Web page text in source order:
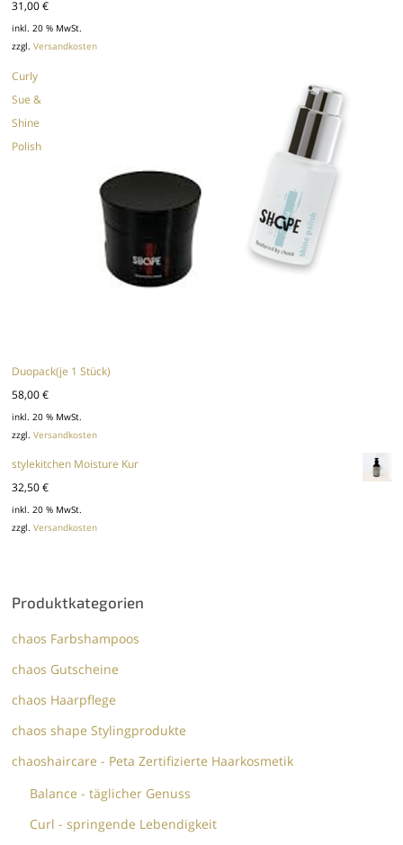
31,00€
inkl. 20 % MwSt.
zzgl.Versandkosten
Curly
Sue &
Shine
Polish
Duopack(je 1 Stück)
58,00€
inkl. 20 % MwSt.
zzgl.Versandkosten
stylekitchen Moisture Kur
32,50€
inkl. 20 % MwSt.
zzgl.Versandkosten
Produktkategorien
chaos Farbshampoos
chaos Gutscheine
chaos Haarpflege
chaos shape Stylingprodukte
chaoshaircare - Peta Zertifizierte Haarkosmetik
Balance - täglicher Genuss
Curl - springende Lebendigkeit